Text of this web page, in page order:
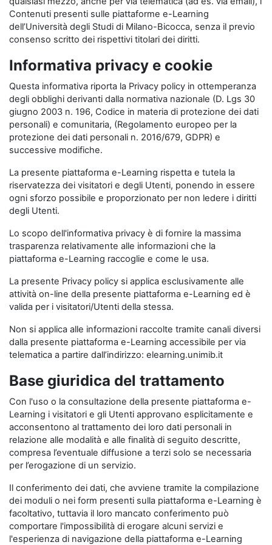
Contenuti presenti sulle piattaforme e-Learning
dell’Università degli Studi di Milano-Bicocca, senza il previo
consenso scritto dei rispettivi titolari dei diritti.
Informativa privacy e cookie
Questa informativa riporta la Privacy policy in ottemperanza
degli obblighi derivanti dalla normativa nazionale (D. Lgs 30
giugno 2003 n. 196, Codice in materia di protezione dei dati
personali) e comunitaria, (Regolamento europeo per la
protezione dei dati personali n. 2016/679, GDPR) e
successive modifiche.
La presente piattaforma e-Learning rispetta e tutela la
riservatezza dei visitatori e degli Utenti, ponendo in essere
ogni sforzo possibile e proporzionato per non ledere i diritti
degli Utenti.
Lo scopo dell'informativa privacy è di fornire la massima
trasparenza relativamente alle informazioni che la
piattaforma e-Learning raccoglie e come le usa.
La presente Privacy policy si applica esclusivamente alle
attività on-line della presente piattaforma e-Learning ed è
valida per i visitatori/Utenti della stessa.
Non si applica alle informazioni raccolte tramite canali diversi
dalla presente piattaforma e-Learning accessibile per via
telematica a partire dall’indirizzo: elearning.unimib.it
Base giuridica del trattamento
Con l'uso o la consultazione della presente piattaforma e-
Learning i visitatori e gli Utenti approvano esplicitamente e
acconsentono al trattamento dei loro dati personali in
relazione alle modalità e alle finalità di seguito descritte,
compresa l’eventuale diffusione a terzi solo se necessaria
per l’erogazione di un servizio.
Il conferimento dei dati, che avviene tramite la compilazione
dei moduli o nei form presenti sulla piattaforma e-Learning è
facoltativo, tuttavia il loro mancato conferimento può
comportare l'impossibilità di erogare alcuni servizi e
l'esperienza di navigazione della piattaforma e-Learning